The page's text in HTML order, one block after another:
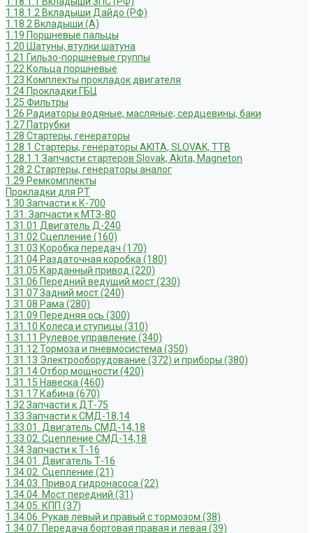
1.18.1.2 Вкладыши Дайдо (РФ)
1.18.2 Вкладыши (А)
1.19 Поршневые пальцы
1.20 Шатуны, втулки шатуна
1.21 Гильзо-поршневые группы
1.22 Кольца поршневые
1.23 Комплекты прокладок двигателя
1.24 Прокладки ГБЦ
1.25 Фильтры
1.26 Радиаторы водяные, масляные; сердцевины, баки
1.27 Патрубки
1.28 Стартеры, генераторы
1.28.1 Стартеры, генераторы AKITA, SLOVAK, ТТВ
1.28.1.1 Запчасти стартеров Slovak, Akita, Magneton
1.28.2 Стартеры, генераторы аналог
1.29 Ремкомплекты
Прокладки для РТ
1.30 Запчасти к К-700
1.31. Запчасти к МТЗ-80
1.31.01 Двигатель Д-240
1.31.02 Сцепление (160)
1.31.03 Коробка передач (170)
1.31.04 Раздаточная коробка (180)
1.31.05 Карданный привод (220)
1.31.06 Передний ведущий мост (230)
1.31.07 Задний мост (240)
1.31.08 Рама (280)
1.31.09 Передняя ось (300)
1.31.10 Колеса и ступицы (310)
1.31.11 Рулевое управление (340)
1.31.12 Тормоза и пневмосистема (350)
1.31.13 Электрооборудование (372) и приборы (380)
1.31.14 Отбор мощности (420)
1.31.15 Навеска (460)
1.31.17 Кабина (670)
1.32 Запчасти к ДТ-75
1.33 Запчасти к СМД-18,14
1.33.01. Двигатель СМД-14,18
1.33.02. Сцепление СМД-14,18
1.34 Запчасти к Т-16
1.34.01. Двигатель Т-16
1.34.02. Сцепление (21)
1.34.03. Привод гидронасоса (22)
1.34.04. Мост передний (31)
1.34.05. КПП (37)
1.34.06. Рукав левый и правый с тормозом (38)
1.34.07. Передача бортовая правая и левая (39)